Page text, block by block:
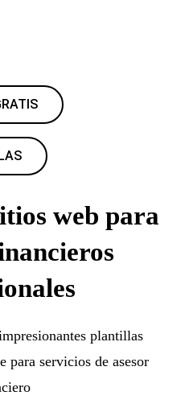
web para
plantillas
para servicios de asesor